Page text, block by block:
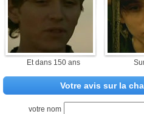
Et dans 150 ans
Votre avis sur la
votre nom